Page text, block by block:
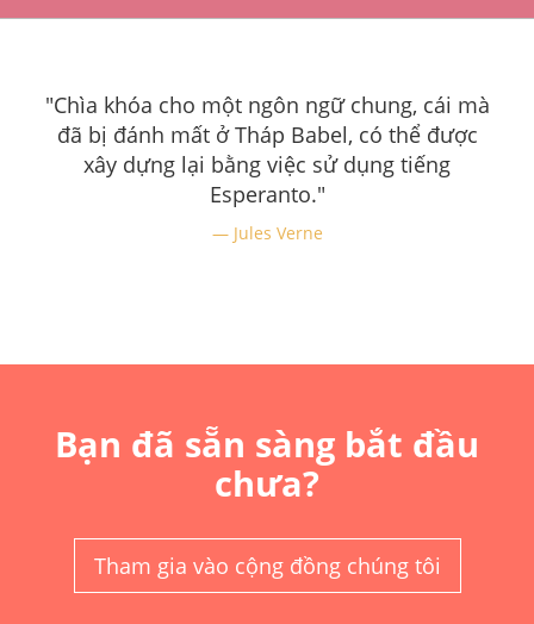
"Chìa khóa cho một ngôn ngữ chung, cái mà
đã bị đánh mất ở Tháp Babel, có thể được
xây dựng lại bằng việc sử dụng tiếng
Esperanto."
Jules Verne
Bạn đã sẵn sàng bắt đầu
chưa?
Tham gia vào cộng đồng chúng tôi